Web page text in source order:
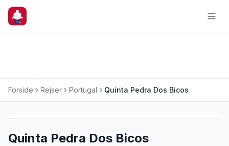
Forside Rejser Portugal Quinta Pedra Dos Bicos
Quinta Pedra Dos Bicos